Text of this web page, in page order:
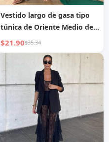
Vestido largo de gasa tipo
túnica de Oriente Medio de
cuello redondo suelto de
dobladillo grande para
mujer musulmana, ropa
europea y americana para
mujer
$21.90$35.34